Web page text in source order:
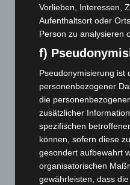
Brand im „Haus der
eingedämmt
6. August 2026
Region Hannover: 21 neue
Roten Kreuz
5. August 2026
Mann läuft mit
5. August 2026
Celle: Mensch stirbt bei
5. August 2026
Vorlieben, Interessen,
Aufenthaltsort oder
Person zu analysieren
f)
Pseudonymisierung ist
personenbezogener
die
zusätzlicher
spezifischen
können, sofern diese
gesondert aufbewahrt
organisatorischen
gewährleisten, dass